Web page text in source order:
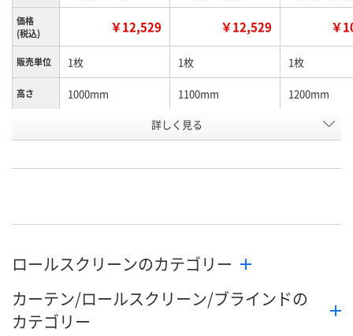
価格
(税込)
￥12,529 ￥12,529 ￥
販売単位 1枚 1枚 1枚
高さ 1000mm 1100mm 1200mm
P831089 P831091
カゴへ カゴへ
詳しく見る
ロールスクリーンのカテゴリー
カーテン/ロールスクリーン/ブラインドの
カテゴリー